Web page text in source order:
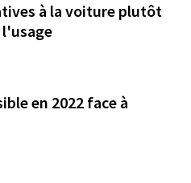
à la voiture plutôt
en 2022 face à